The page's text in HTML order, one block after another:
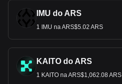
IMU do ARS
1 IMU na ARS$5.02 ARS
KAITO do ARS
1 KAITO na ARS$1,062.08 ARS